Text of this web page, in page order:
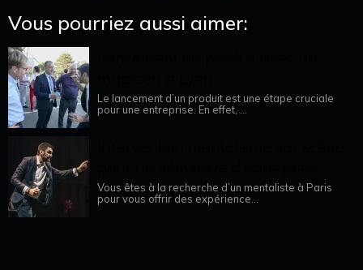
Vous pourriez aussi aimer:
Le lancement d’un produit est une étape cruciale
pour une entreprise. En effet, ...
Vous êtes à la recherche d’un mentaliste à Paris
pour vous offrir des expérience...